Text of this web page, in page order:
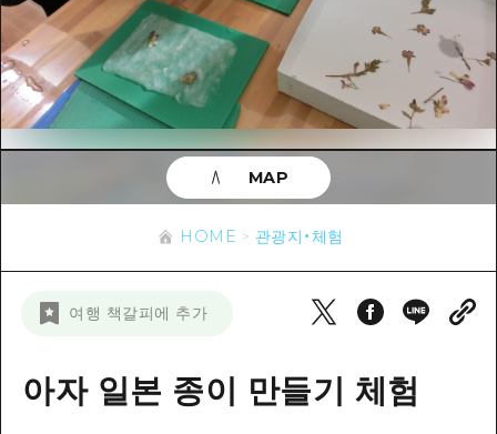
추천
아트
이벤트/축제
음식/술
사이클링
쇼핑
나이트 라이프
목록
Dive! Hiroshima 공식 가이드
Hiroshima Moshimo Travel
히로시마시 주변
미야지마(宮島) 주변
관광지・체험
목록
히로시마시 주변
아키(安芸)
빈고(備後)
비북(備北)
게이호쿠(芸北)
야마구치(山口)현 동부
계절 정보
이벤트
유용한 정보
보조 트래픽 요약
뉴스
HOME 관광지・체험
여행 책갈피에 추가
아자 일본 종이 만들기 체험
MAP